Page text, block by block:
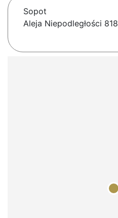
Sopot
Aleja Niepodległości 818